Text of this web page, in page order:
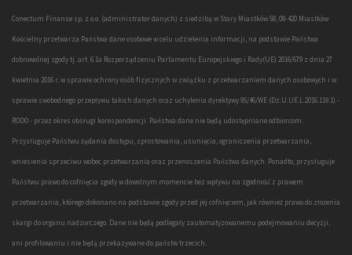
Conectum Finanse sp. z o.o. (administrator danych) z siedzibą w Stary Miastków 58, 08-420 Miastków
Kościelny przetwarza Państwa dane osobowe w celu udzielenia informacji, na podstawie Państwa
dobrowolnej zgody tj. art. 6.1a Rozporządzeniu Parlamentu Europejskiego i Rady(UE) 2016/679 z dnia 27
kwietnia 2016 r. w sprawie ochrony osób fizycznych w związku z przetwarzaniem danych osobowych i w
sprawie swobodnego przepływu takich danych oraz uchylenia dyrektywy 95/46/WE (Dz.U.UE.L.2016.119.1) -
RODO - przez okres obsługi korespondencji. Państwa dane nie będą udostępniane odbiorcom.
Przysługuje Państwu żądania dostępu, sprostowania, usunięcia, ograniczenia przetwarzania,
wniesienia sprzeciwu wobec przetwarzania oraz przenoszenia Państwa danych. Ponadto, przysługuje
Państwu prawo do cofnięcia zgody w dowolnym momencie bez wpływu na zgodność z prawem
przetwarzania, którego dokonano na podstawie zgody przed jej cofnięciem, jak również prawo do złożenia
skargi do organu nadzorczego. Dane nie będą podlegały zautomatyzowanemu podejmowaniu decyzji,
ani profilowaniu i nie będą przekazywane do państw trzecich.